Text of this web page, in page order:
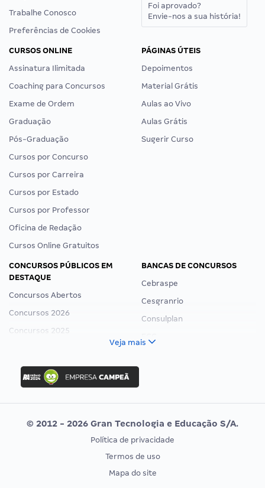
Trabalhe Conosco
Preferências de Cookies
Foi aprovado?
Envie-nos a sua história!
CURSOS ONLINE
Assinatura Ilimitada
Coaching para Concursos
Exame de Ordem
Graduação
Pós-Graduação
Cursos por Concurso
Cursos por Carreira
Cursos por Estado
Cursos por Professor
Oficina de Redação
Cursos Online Gratuitos
PÁGINAS ÚTEIS
Depoimentos
Material Grátis
Aulas ao Vivo
Aulas Grátis
Sugerir Curso
CONCURSOS PÚBLICOS EM
DESTAQUE
Concursos Abertos
Concursos 2026
Concursos 2025
Concurso Nacional Unificado
Concurso Ibama
Concurso MPU
Editais publicados
BANCAS DE CONCURSOS
Cebraspe
Cesgranrio
Consulplan
Vunesp
CONCURSOS POR PROFISSÃO
EXAME DE ORDEM
Veja mais
© 2012 - 2026 Gran Tecnologia e Educação S/A.
Política de privacidade
Termos de uso
Mapa do site